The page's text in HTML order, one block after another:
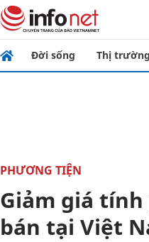
Đời sống Thị trường
PHƯƠNG TIỆN
Giảm giá
bán tại Việt